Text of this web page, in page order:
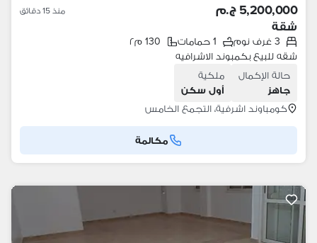
5,200,000 ج.م منذ 15 دقائق
شقة
3 غرف نوم 1 حمامات
130 م٢
شقه للبيع بكمبوند الاشرافيه
حالة الإكمال
جاهز
ملكية
أول سكن
كومباوند اشرفية، التجمع الخامس
مكالمة